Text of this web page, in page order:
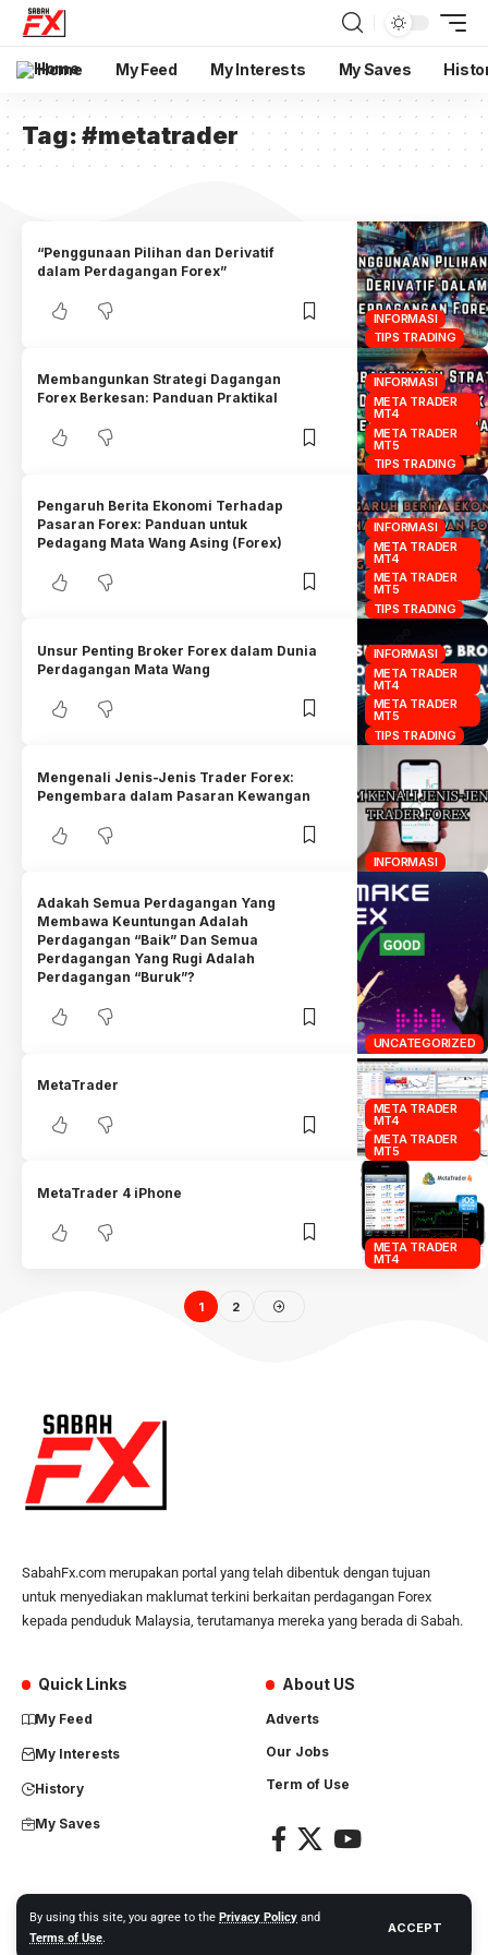
By using this site, you agree to the Privacy Policy and
Terms of Use.
ACCEPT
Home My Feed My Interests My Saves
Tag:#metatrader
INFORMASI
TIPS TRADING
“Penggunaan Pilihan dan Derivatif
dalam Perdagangan Forex”
INFORMASI
META TRADER
MT4
META TRADER
MT5
TIPS TRADING
Membangunkan Strategi Dagangan
Forex Berkesan: Panduan Praktikal
INFORMASI
META TRADER
MT4
META TRADER
MT5
TIPS TRADING
Pengaruh Berita Ekonomi Terhadap
Pasaran Forex: Panduan untuk
Pedagang Mata Wang Asing (Forex)
INFORMASI
META TRADER
MT4
META TRADER
MT5
TIPS TRADING
Unsur Penting Broker Forex dalam Dunia
Perdagangan Mata Wang
INFORMASI
Mengenali Jenis-Jenis Trader Forex:
Pengembara dalam Pasaran Kewangan
UNCATEGORIZED
Adakah Semua Perdagangan Yang
Membawa Keuntungan Adalah
Perdagangan “Baik” Dan Semua
Perdagangan Yang Rugi Adalah
Perdagangan “Buruk”?
META TRADER
MT4
META TRADER
MT5
MetaTrader
META TRADER
MT4
MetaTrader 4 iPhone
1 2
SabahFx.com merupakan portal yang telah dibentuk dengan tujuan
untuk menyediakan maklumat terkini berkaitan perdagangan Forex
kepada penduduk Malaysia, terutamanya mereka yang berada di Sabah.
Quick Links
My Feed
My Interests
History
My Saves
About US
Adverts
Our Jobs
Term of Use
Copyright Nusantara Global Network. All right reserved.